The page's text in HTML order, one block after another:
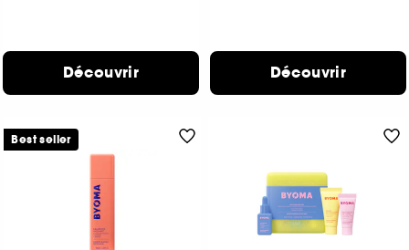
Découvrir Découvrir
Best seller